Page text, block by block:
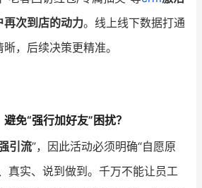
再次到店的动力。线上线下数据打通
，后续决策更精准。
免“强行加好友”困扰？
引流”，因此活动必须明确“自愿原
真实、说到做到。千万不能让员工